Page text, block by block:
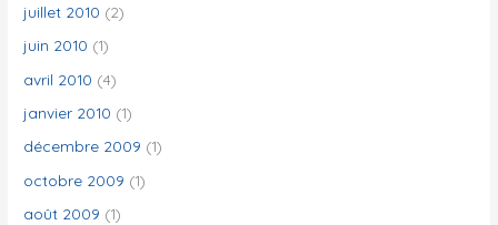
juillet 2010 (2)
juin 2010 (1)
avril 2010 (4)
janvier 2010 (1)
décembre 2009 (1)
octobre 2009 (1)
août 2009 (1)